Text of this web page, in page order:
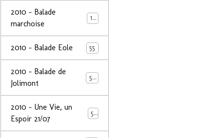
2010 - Balade
marchoise
14
2010 - Balade Eole 55
2010 - Balade de
Jolimont
50
2010 - Une Vie, un
Espoir 21/07
53